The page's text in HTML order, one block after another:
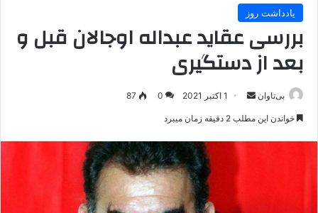
یادداشت روز
بررسی عقاید عبداله اوجالان قبل و
بعد از دستگیری
بی‌تاوان
ر
1 اکتبر 2021 0
87
خواندن این مطلب 2 دقیقه زمان میبرد